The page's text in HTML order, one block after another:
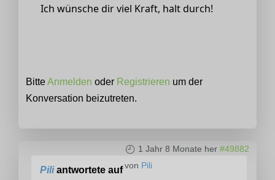
Ich wünsche dir viel Kraft, halt durch!
BitteAnmelden oder Registrieren um der
Konversation beizutreten.
1 Jahr 8 Monate her #49882
von Pili
Piliantwortete auf